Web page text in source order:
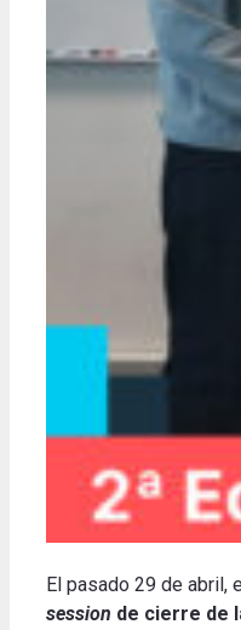
El pasado 29 de abril,
session de cierre de